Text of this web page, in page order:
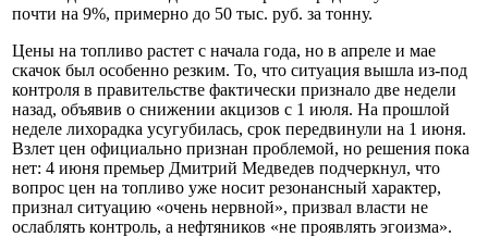
почти на 9%, примерно до 50 тыс. руб. за тонну.
Цены на топливо растет с начала года, но в апреле и мае
скачок был особенно резким. То, что ситуация вышла из-под
контроля в правительстве фактически признало две недели
назад, объявив о снижении акцизов с 1 июля. На прошлой
неделе лихорадка усугубилась, срок передвинули на 1 июня.
Взлет цен официально признан проблемой, но решения пока
нет: 4 июня премьер Дмитрий Медведев подчеркнул, что
вопрос цен на топливо уже носит резонансный характер,
признал ситуацию «очень нервной», призвал власти не
ослаблять контроль, а нефтяников «не проявлять эгоизма».